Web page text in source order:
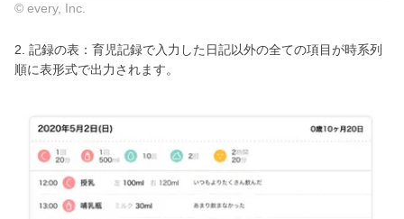
© every, Inc.
2. 記録の表：育児記録で入力した日記以外の全ての項目が時系列
順に表形式で出力されます。